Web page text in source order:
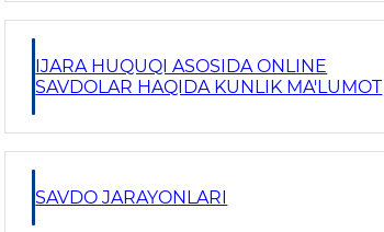
IJARA HUQUQI ASOSIDA ONLINE
SAVDOLAR HAQIDA KUNLIK MA'LUMOT
SAVDO JARAYONLARI